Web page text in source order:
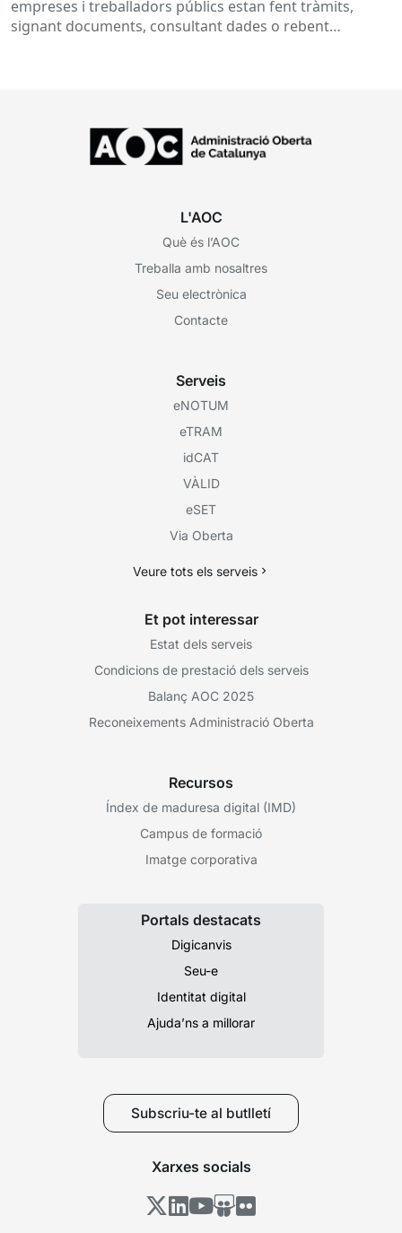
empreses i treballadors públics estan fent tràmits,
signant documents, consultant dades o rebent
L'AOC
Què és l’AOC
Treballa amb nosaltres
Seu electrònica
Contacte
Serveis
eNOTUM
eTRAM
idCAT
VÀLID
eSET
Via Oberta
Veure tots els serveis
Et pot interessar
Estat dels serveis
Condicions de prestació dels serveis
Balanç AOC 2025
Reconeixements Administració Oberta
Recursos
Índex de maduresa digital (IMD)
Campus de formació
Imatge corporativa
Portals destacats
Digicanvis
Seu-e
Identitat digital
Ajuda’ns a millorar
Subscriu-te al butlletí
Xarxes socials